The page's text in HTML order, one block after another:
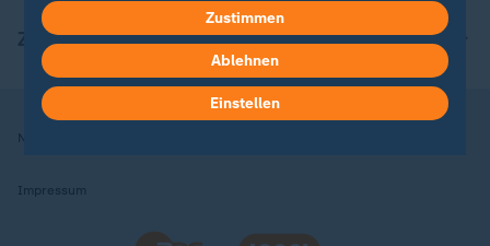
ZDFheute Apps
Nutzungsbedingungen
Impressum
in deinen Einstellungen widerrufen oder ändern.
Hier findest du das Impressum.
Weitere Informationen findest du in unserer
Datenschutzerklärung.
Zustimmen
Ablehnen
Einstellen